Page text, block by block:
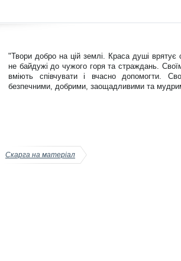
"Твори добро на цій землі. Краса душі врятує
не байдужі до чужого горя та страждань.
вміють співчувати і вчасно допомогти.
безпечними, добрими, заощадливими та
Скарга на матеріал